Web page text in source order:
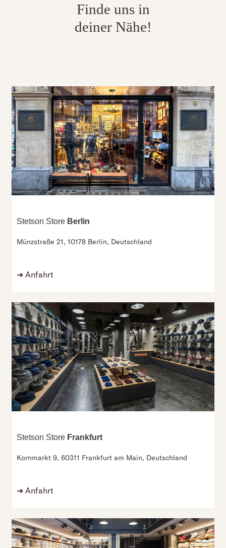
Finde uns in
deiner Nähe!
Stetson Store Berlin
Münzstraße 21,10178 Berlin, Deutschland
➔ Anfahrt
Stetson Store Frankfurt
Kornmarkt 9,60311 Frankfurt am Main, Deutschland
➔ Anfahrt